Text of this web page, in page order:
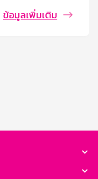
ข้อมูลเพิ่มเติม